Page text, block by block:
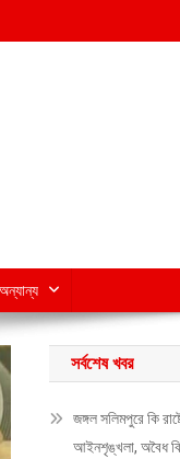
অন্যান্য
সর্বশেষ খবর
জঙ্গল সলিমপুরে কি
আইনশৃঙ্খলা, অবৈধ